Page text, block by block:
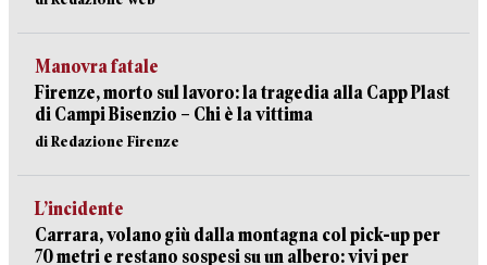
Manovra fatale
Firenze, morto sul lavoro: la tragedia alla Capp Plast
di Campi Bisenzio – Chi è la vittima
di Redazione Firenze
L’incidente
Carrara, volano giù dalla montagna col pick-up per
70 metri e restano sospesi su un albero: vivi per